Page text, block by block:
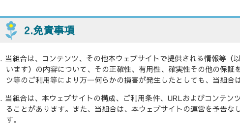
2.免責事項
当組合は、コンテンツ、その他本ウェブサイトで提供される情報等（
います）の内容について、その正確性、有用性、確実性その他の保証
ツ等のご利用等により万一何らかの損害が発生したとしても、当組合
当組合は、本ウェブサイトの構成、ご利用条件、URLおよびコンテン
ることがあります。また、当組合は、本ウェブサイトの運営を予告な
す。